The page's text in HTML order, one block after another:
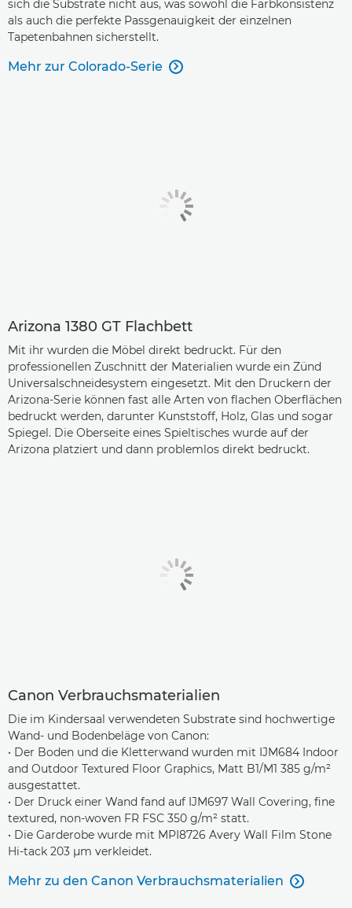
sich die Substrate nicht aus, was sowohl die Farbkonsistenz
als auch die perfekte Passgenauigkeit der einzelnen
Tapetenbahnen sicherstellt.
Mehr zur Colorado-Serie 
Arizona 1380 GT Flachbett
Mit ihr wurden die Möbel direkt bedruckt. Für den
professionellen Zuschnitt der Materialien wurde ein Zünd
Universalschneidesystem eingesetzt. Mit den Druckern der
Arizona-Serie können fast alle Arten von flachen Oberflächen
bedruckt werden, darunter Kunststoff, Holz, Glas und sogar
Spiegel. Die Oberseite eines Spieltisches wurde auf der
Arizona platziert und dann problemlos direkt bedruckt.
Canon Verbrauchsmaterialien
Die im Kindersaal verwendeten Substrate sind hochwertige
Wand- und Bodenbeläge von Canon:
• Der Boden und die Kletterwand wurden mit IJM684 Indoor
and Outdoor Textured Floor Graphics, Matt B1/M1 385 g/m²
ausgestattet.
• Der Druck einer Wand fand auf IJM697 Wall Covering, fine
textured, non-woven FR FSC 350 g/m² statt.
• Die Garderobe wurde mit MPI8726 Avery Wall Film Stone
Hi-tack 203 µm verkleidet.
Mehr zu den Canon Verbrauchsmaterialien 